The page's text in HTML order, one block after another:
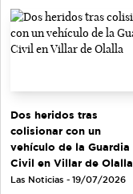
Dos heridos tras
colisionar con un
vehículo de la Guardia
Civil en Villar de Olalla
Las Noticias - 19/07/2026